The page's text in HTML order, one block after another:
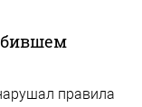
правила